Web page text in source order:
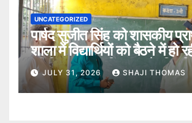
UNCATEGORIZED
पार्षद सुजीत सिंह को शासकीय
शाला में विद्यार्थियों को बैठने में हो
की शिकायत पर विद्यालय के स्थिति का
निरीक्षण किया।
JULY 31, 2026 SHAJI THOMAS